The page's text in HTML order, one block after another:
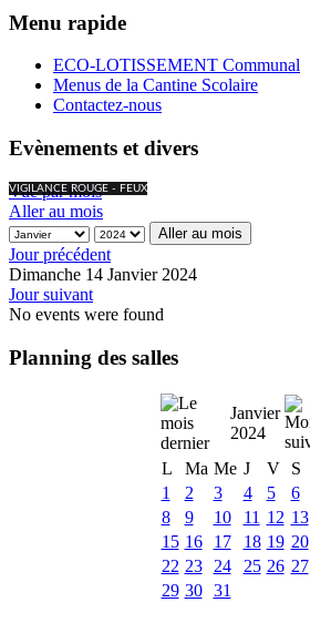
Menu rapide
ECO-LOTISSEMENT Communal
Menus de la Cantine Scolaire
Contactez-nous
Evènements et divers
VIGILANCE ROUGE - FEUX
Vue par mois
Aller au mois
Aller au mois
Jour précédent
Dimanche 14 Janvier 2024
Jour suivant
No events were found
Planning des salles
Janvier
2024
L
Ma Me J V S
1
2 3 4 5 6
8
9 10 11 12 13
15 16 17 18 19 20
22 23 24 25 26 27
29 30 31